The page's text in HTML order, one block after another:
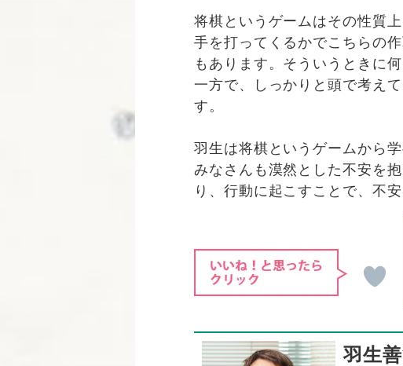
将棋というゲームはその性質
手を打ってくるかでこちらの
もあります。そういうときに
一方で、しっかりと頭で考え
す。
羽生は将棋というゲームから
みなさんも漠然とした不安を
り、行動に起こすことで、不
羽生